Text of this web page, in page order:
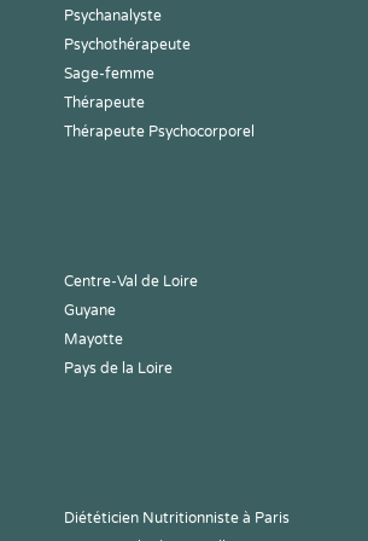
Psychanalyste
Psychothérapeute
Sage-femme
Thérapeute
Thérapeute Psychocorporel
Centre-Val de Loire
Guyane
Mayotte
Pays de la Loire
Diététicien Nutritionniste à Paris